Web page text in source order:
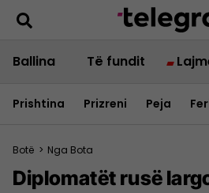
Ballina Të fundit
Prishtina Prizreni Peja
Botë > Nga Bota
Diplomatët rusë